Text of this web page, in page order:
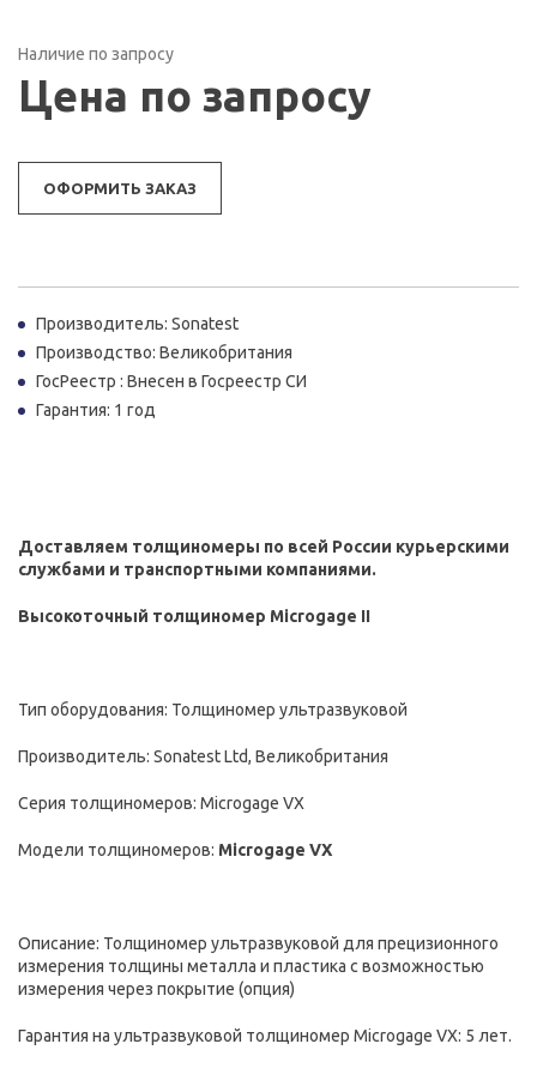
Наличие по запросу
Цена по запросу
ОФОРМИТЬ ЗАКАЗ
Производитель: Sonatest
Производство: Великобритания
ГосРеестр : Внесен в Госреестр СИ
Гарантия: 1 год
Доставляем толщиномеры по всей России курьерскими
службами и транспортными компаниями.
Высокоточный толщиномер Microgage II
Тип оборудования: Толщиномер ультразвуковой
Производитель: SonatestLtd, Великобритания
Серия толщиномеров: Microgage VX
Модели толщиномеров: Microgage VX
Описание: Толщиномер ультразвуковой для прецизионного
измерения толщины металла и пластика с возможностью
измерения через покрытие (опция)
Гарантия на ультразвуковой толщиномер Microgage VX: 5 лет.